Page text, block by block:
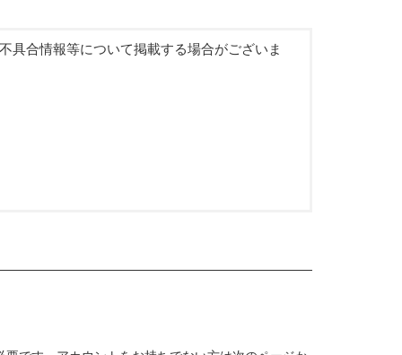
具合情報等について掲載する場合がございま